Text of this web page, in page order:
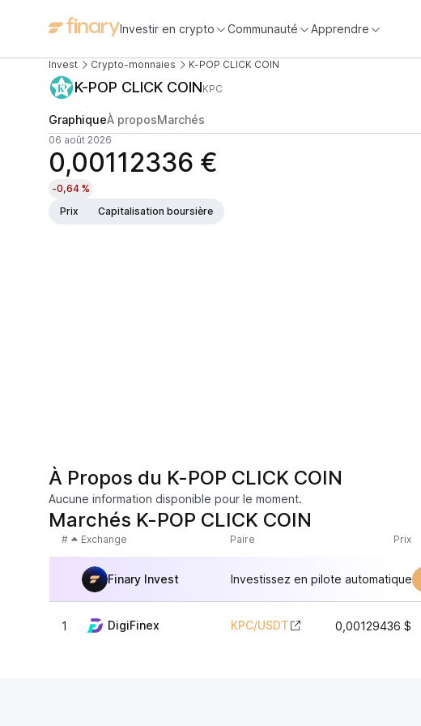
Investir en crypto Communauté Apprendre
Invest Crypto-monnaies K-POP CLICK COIN
K-POP CLICK COINKPC
GraphiqueÀ proposMarchés
06 août 2026
0,00112336 €
-0,64 %
Prix
Capitalisation boursière
À Propos du K-POP CLICK COIN
Aucune information disponible pour le moment.
Marchés K-POP CLICK COIN
# Exchange Paire Prix
Finary Invest Investissez en pilote automatique
1 DigiFinex KPC/USDT 0,00129436 $